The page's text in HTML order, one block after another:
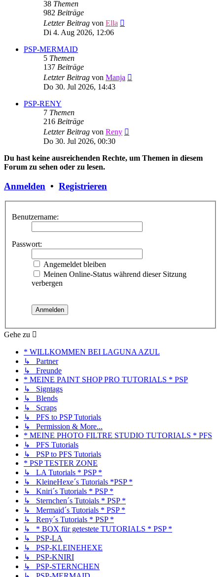
38 Themen
982 Beiträge
Letzter Beitrag von Ella
Di 4. Aug 2026, 12:06
PSP-MERMAID
5 Themen
137 Beiträge
Letzter Beitrag von Manja
Do 30. Jul 2026, 14:43
PSP-RENY
7 Themen
216 Beiträge
Letzter Beitrag von Reny
Do 30. Jul 2026, 00:30
Du hast keine ausreichenden Rechte, um Themen in diesem
Forum zu sehen oder zu lesen.
Anmelden • Registrieren
Benutzername:
Passwort:
Angemeldet bleiben
Meinen Online-Status während dieser Sitzung
verbergen
Gehe zu
* WILLKOMMEN BEI LAGUNA AZUL
↳ Partner
↳ Freunde
* MEINE PAINT SHOP PRO TUTORIALS * PSP
↳ Signtags
↳ Blends
↳ Scraps
↳ PFS to PSP Tutorials
↳ Permission & More...
* MEINE PHOTO FILTRE STUDIO TUTORIALS * PFS
↳ PFS Tutorials
↳ PSP to PFS Tutorials
* PSP TESTER ZONE
↳ LA Tutorials * PSP *
↳ KleineHexe´s Tutorials *PSP *
↳ Kniri´s Tutorials * PSP *
↳ Sternchen´s Tutoials * PSP *
↳ Mermaid´s Tutorials * PSP *
↳ Reny´s Tutorials * PSP *
↳ * BOX für getestete TUTORIALS * PSP *
↳ PSP-LA
↳ PSP-KLEINEHEXE
↳ PSP-KNIRI
↳ PSP-STERNCHEN